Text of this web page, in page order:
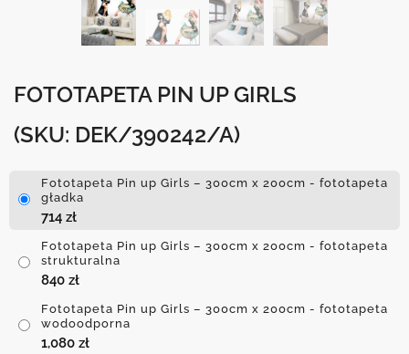
FOTOTAPETA PIN UP GIRLS
(SKU: DEK/390242/A)
Fototapeta Pin up Girls – 300cm x 200cm - fototapeta
gładka
714 zł
Fototapeta Pin up Girls – 300cm x 200cm - fototapeta
strukturalna
840 zł
Fototapeta Pin up Girls – 300cm x 200cm - fototapeta
wodoodporna
1,080 zł